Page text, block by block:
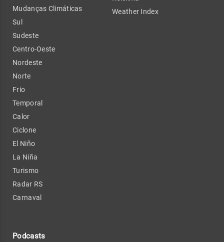
Mudanças Climáticas
Sul
Sudeste
Centro-Oeste
Nordeste
Norte
Frio
Temporal
Calor
Ciclone
El Niño
La Niña
Turismo
Radar RS
Carnaval
Podcasts
Weather Index